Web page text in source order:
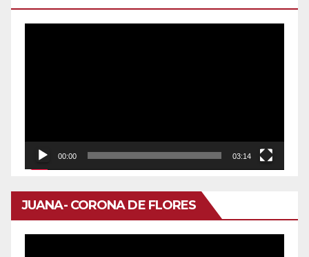
00:00 03:14
JUANA- CORONA DE FLORES